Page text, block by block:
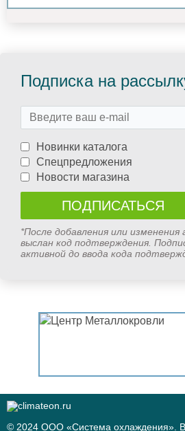
Подписка на
Новинки каталога
Спецпредложения
Новости магазина
*После добавления или изменения
выслан код подтверждения.
активной до ввода кода
© 2024 ООО «Система охлаждения».